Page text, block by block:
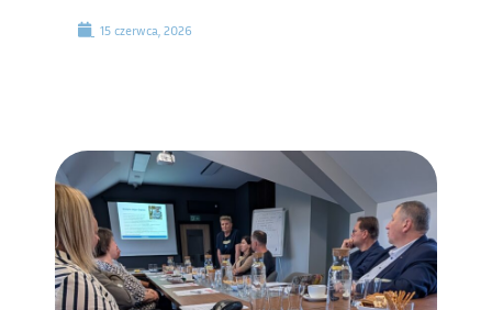
15 czerwca, 2026